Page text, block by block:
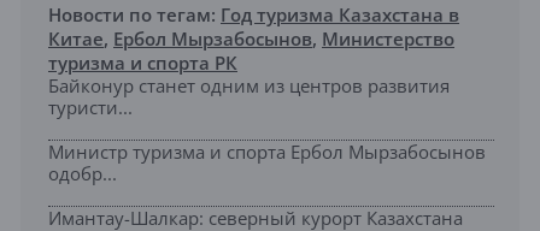
Новости по тегам: Год туризма Казахстана в
Китае, Ербол Мырзабосынов, Министерство
туризма и спорта РК
Байконур станет одним из центров развития
туристи...
Министр туризма и спорта Ербол Мырзабосынов
одобр...
Имантау-Шалкар: северный курорт Казахстана